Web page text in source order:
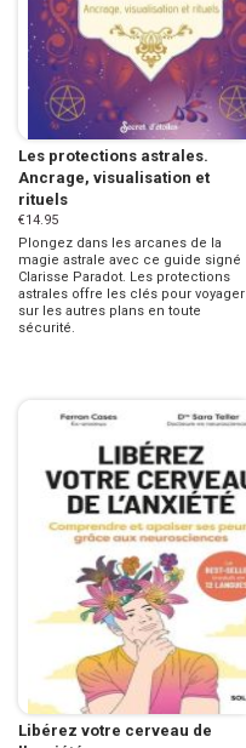
Les protections astrales.
Ancrage, visualisation et
rituels
€14.95
Plongez dans les arcanes de la
magie astrale avec ce guide signé
Clarisse Paradot. Les protections
astrales offre les clés pour voyager
sur les autres plans en toute
sécurité.
Libérez votre cerveau de